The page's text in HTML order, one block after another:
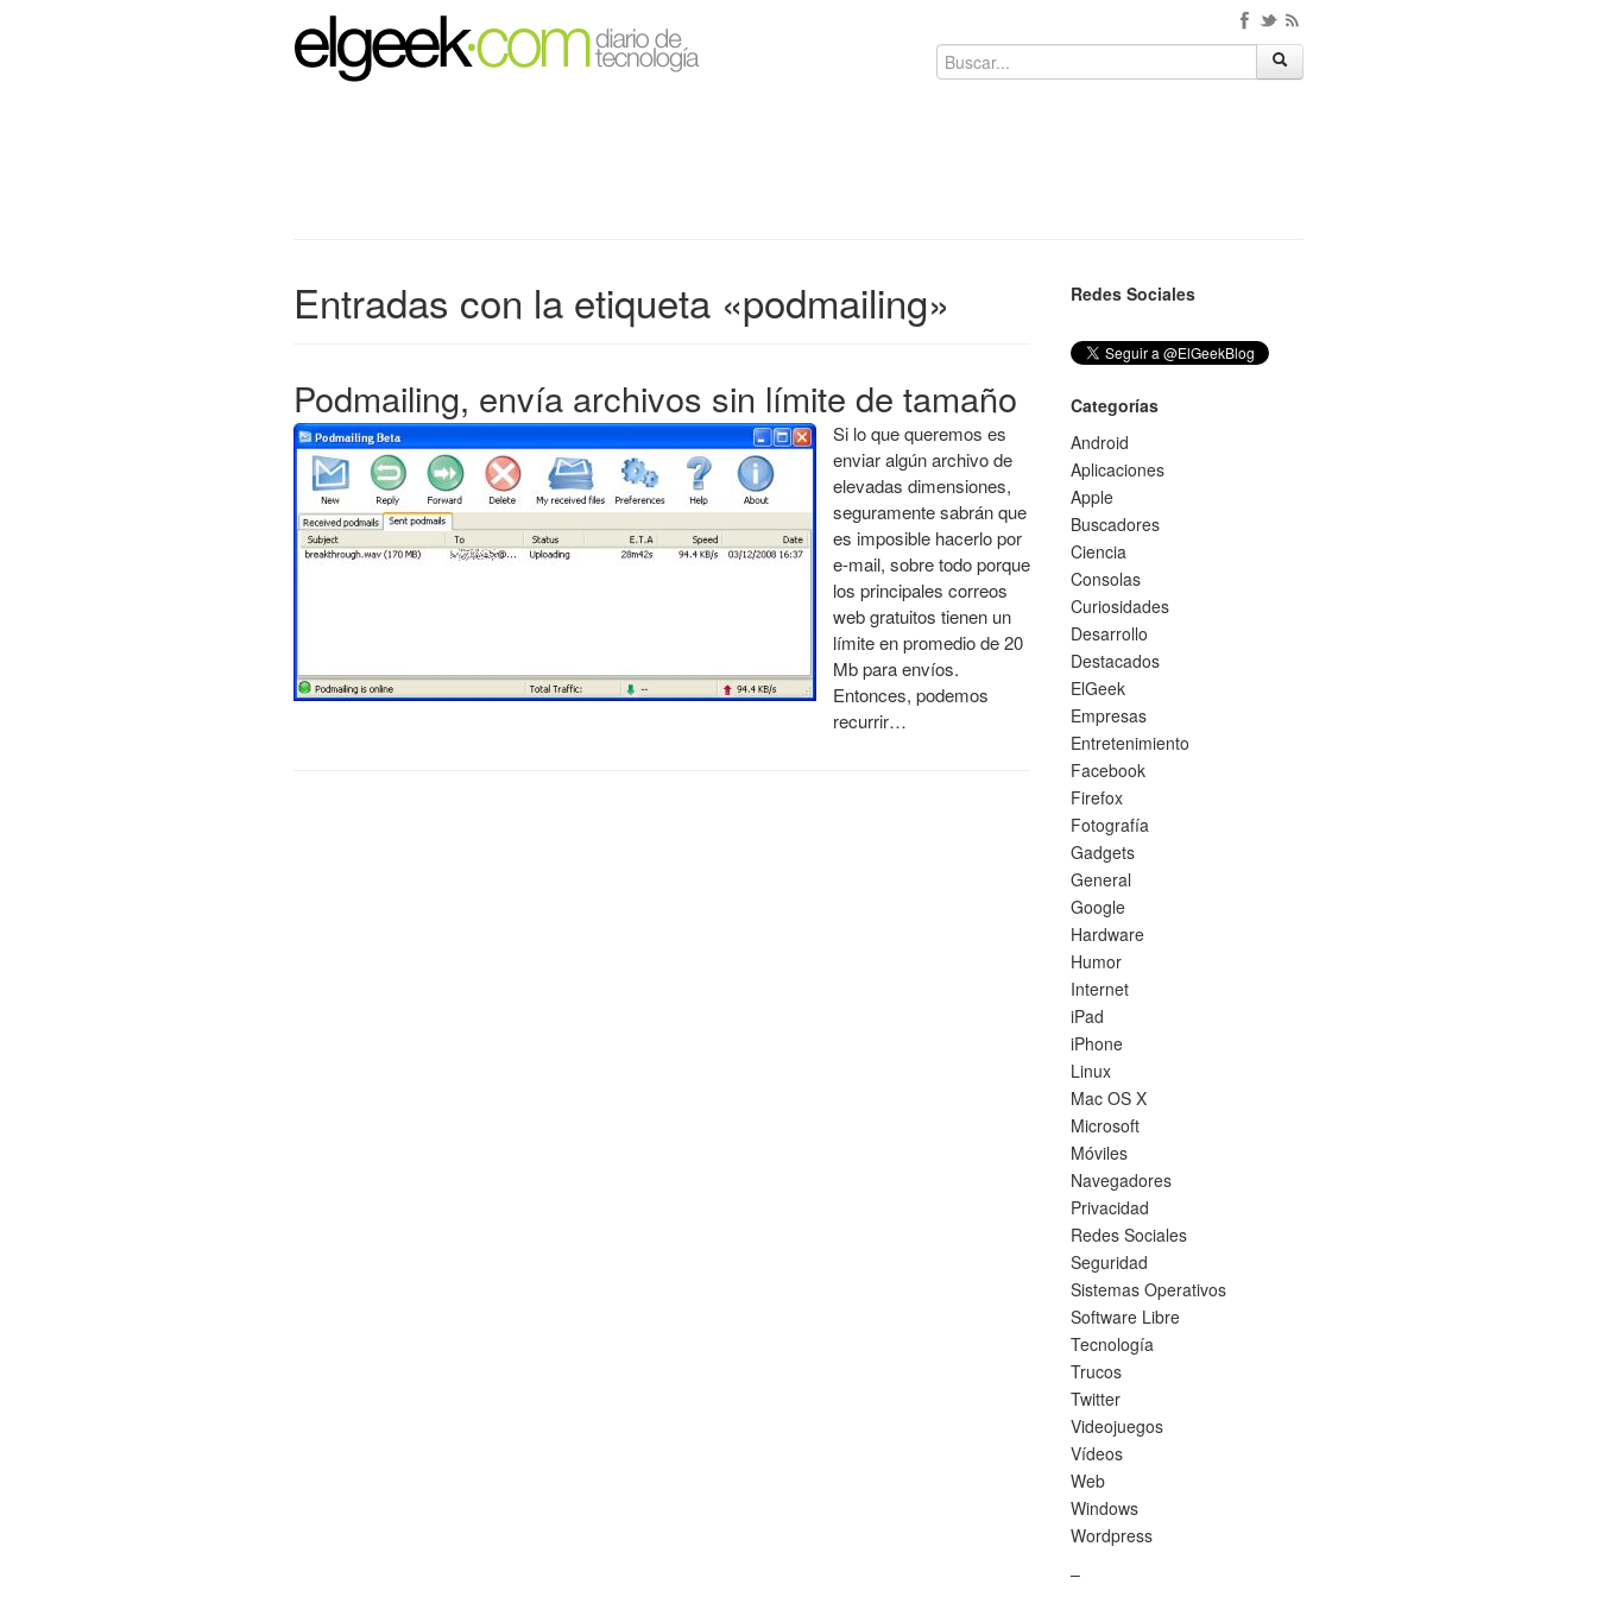
Entradas con la etiqueta «podmailing»
Podmailing, envía archivos sin límite de tamaño
Si lo que queremos es
enviar algún archivo de
elevadas dimensiones,
seguramente sabrán que
es imposible hacerlo por
e-mail, sobre todo porque
los principales correos
web gratuitos tienen un
límite en promedio de 20
Mb para envíos.
Entonces, podemos
recurrir…
Redes Sociales
Categorías
Android
Aplicaciones
Apple
Buscadores
Ciencia
Consolas
Curiosidades
Desarrollo
Destacados
ElGeek
Empresas
Entretenimiento
Facebook
Firefox
Fotografía
Gadgets
General
Google
Hardware
Humor
Internet
iPad
iPhone
Linux
Mac OS X
Microsoft
Móviles
Navegadores
Privacidad
Redes Sociales
Seguridad
Sistemas Operativos
Software Libre
Tecnología
Trucos
Twitter
Videojuegos
Vídeos
Web
Windows
Wordpress
–